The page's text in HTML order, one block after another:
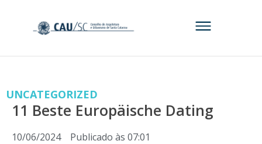
UNCATEGORIZED
11 Beste Europäische Dating
10/06/2024 Publicado às 07:01